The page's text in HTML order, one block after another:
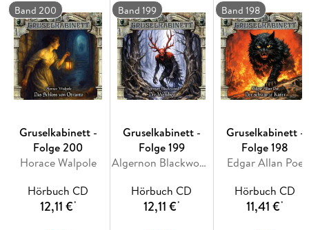
Band 200
Gruselkabinett -
Folge 200
Horace Walpole
Hörbuch CD
12,11 €*
Band 199
Gruselkabinett -
Folge 199
Algernon Blackwood
Hörbuch CD
12,11 €*
Band 198
Gruselkabinett -
Folge 198
Edgar Allan Poe
Hörbuch CD
11,41 €*